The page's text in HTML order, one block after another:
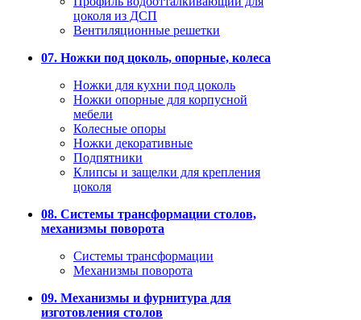
цоколя из ДСП
Вентиляционные решетки
07. Ножки под цоколь, опорные, колеса
Ножки для кухни под цоколь
Ножки опорные для корпусной
мебели
Колесные опоры
Ножки декоративные
Подпятники
Клипсы и защелки для крепления
цоколя
08. Системы трансформации столов,
механизмы поворота
Системы трансформации
Механизмы поворота
09. Механизмы и фурнитура для
изготовления столов